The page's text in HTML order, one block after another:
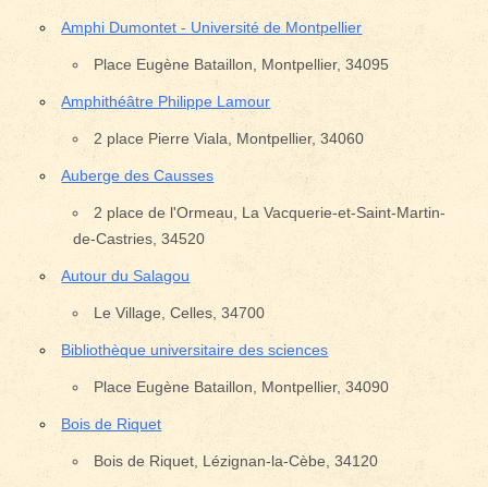
Amphi Dumontet - Université de Montpellier
Place Eugène Bataillon, Montpellier, 34095
Amphithéâtre Philippe Lamour
2 place Pierre Viala, Montpellier, 34060
Auberge des Causses
2 place de l'Ormeau, La Vacquerie-et-Saint-Martin-
de-Castries, 34520
Autour du Salagou
Le Village, Celles, 34700
Bibliothèque universitaire des sciences
Place Eugène Bataillon, Montpellier, 34090
Bois de Riquet
Bois de Riquet, Lézignan-la-Cèbe, 34120